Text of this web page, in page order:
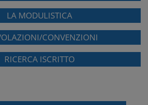
LA MODULISTICA
CONVENZIONI
RICERCA ISCRITTO